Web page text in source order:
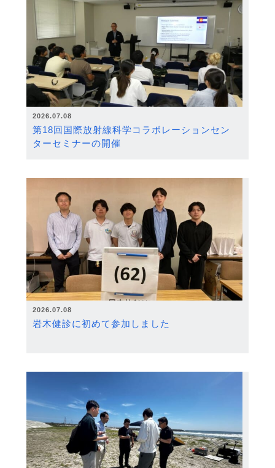
2026.07.08
第18回国際放射線科学コラボレーションセン
ターセミナーの開催
2026.07.08
岩木健診に初めて参加しました